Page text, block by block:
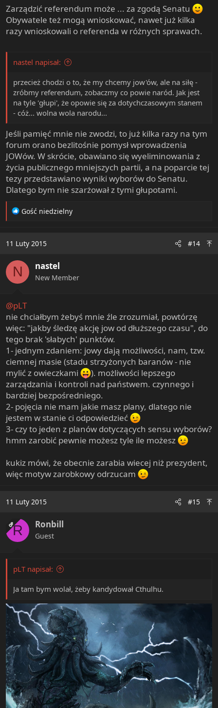
Zarządzić referendum może ... za zgodą Senatu
Obywatele też mogą wnioskować, nawet już kilka
razy wnioskowali o referenda w różnych sprawach.
nastel napisał:
przecież chodzi o to, że my chcemy jow'ów, ale na siłę -
zróbmy referendum, zobaczmy co powie naród. Jak jest
na tyle 'głupi', że opowie się za dotychczasowym stanem
- cóż... wolna wola narodu...
Jeśli pamięć mnie nie zwodzi, to już kilka razy na tym
forum orano bezlitośnie pomysł wprowadzenia
JOWów. W skrócie, obawiano się wyeliminowania z
życia publicznego mniejszych partii, a na poparcie tej
tezy przedstawiano wyniki wyborów do Senatu.
Dlatego bym nie szarżował z tymi głupotami.
R
t
o
n
s
Gość niedzielny
11 Luty 2015 #14
N nastel
New Member
@pLT
nie chciałbym żebyś mnie źle zrozumiał, powtórzę
więc: "jakby śledzę akcję jow od dłuższego czasu", do
tego brak 'słabych' punktów.
1- jednym zdaniem: jowy dają możliwości, nam, tzw.
ciemnej masie (stadu strzyżonych baranów - nie
mylić z owieczkami
). możliwości lepszego
zarządzania i kontroli nad państwem. czynnego i
bardziej bezpośredniego.
2- pojęcia nie mam jakie masz plany, dlatego nie
jestem w stanie ci odpowiedzieć
3- czy to jeden z planów dotyczących sensu wyborów?
hmm zarobić pewnie możesz tyle ile możesz
kukiz mówi, że obecnie zarabia wiecej niż prezydent,
więc motyw zarobkowy odrzucam
11 Luty 2015 #15
OPR Ronbill
Guest
pLT napisał:
Ja tam bym wolał, żeby kandydował Cthulhu.